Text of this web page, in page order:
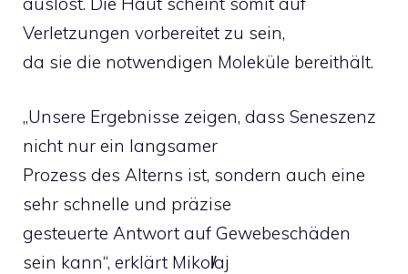
Verletzungen vorbereitet zu sein,
da sie die notwendigen Moleküle bereithält.
„Unsere Ergebnisse zeigen, dass Seneszenz
nicht nur ein langsamer
Prozess des Alterns ist, sondern auch eine
sehr schnelle und präzise
gesteuerte Antwort auf Gewebeschäden
sein kann“, erklärt Mikol̸aj